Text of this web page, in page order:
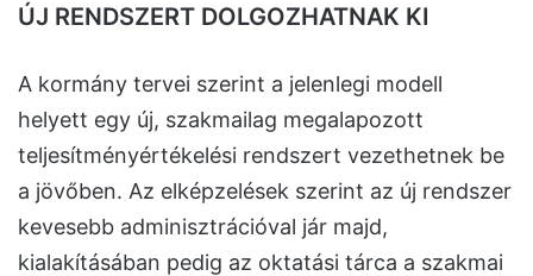
ÚJ RENDSZERT DOLGOZHATNAK KI
A kormány tervei szerint a jelenlegi modell
helyett egy új, szakmailag megalapozott
teljesítményértékelési rendszert vezethetnek be
a jövőben. Az elképzelések szerint az új rendszer
kevesebb adminisztrációval jár majd,
kialakításában pedig az oktatási tárca a szakmai